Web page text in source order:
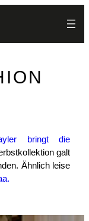
bringt die
galt
Ähnlich leise